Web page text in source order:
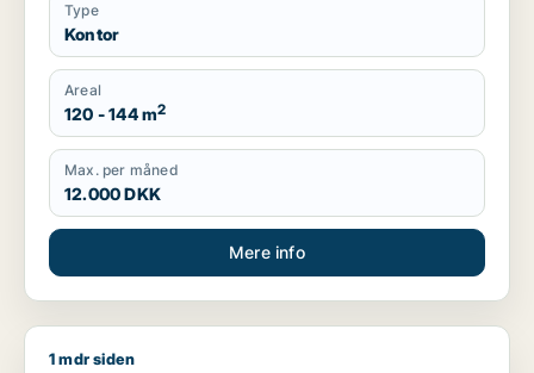
Type
Kontor
Areal
120 - 144 m2
Max. per måned
12.000 DKK
Mere info
Moustafa søger lager, værksted eller garage til leje i Greve,
1 mdr siden